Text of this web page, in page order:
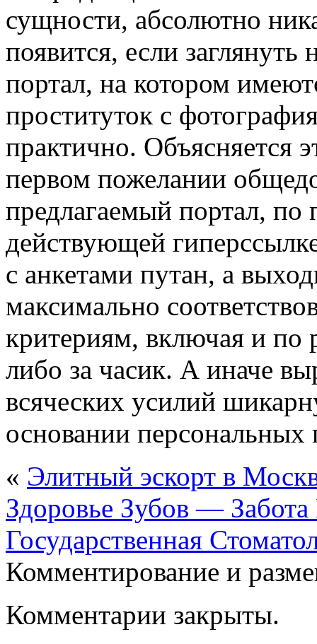
сущности, абсолютно
появится, если
портал, на котором
проституток с
практично. Объясняется
первом пожелании
предлагаемый портал, по
действующей
с анкетами путан, а
максимально
критериям, включая и по
либо за часик. А иначе
всяческих усилий
основании
« Элитный эскорт в
Здоровье Зубов —
Государственная
Комментирование и
Комментарии закрыты.